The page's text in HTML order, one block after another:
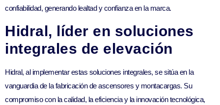
confiabilidad, generando lealtad y confianza en la marca.
Hidral, líder en soluciones
integrales de elevación
Hidral, al implementar estas soluciones integrales, se sitúa en la
vanguardia de la fabricación de ascensores y montacargas. Su
compromiso con la calidad, la eficiencia y la innovación tecnológica,